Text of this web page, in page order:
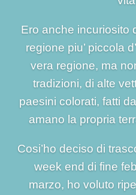
Ero anche incuriosito
regione piu’ piccola
vera regione, ma
tradizioni, di alte
paesini colorati, fatti
amano la propria
Cosi’ho deciso di
week end di fine
marzo, ho voluto